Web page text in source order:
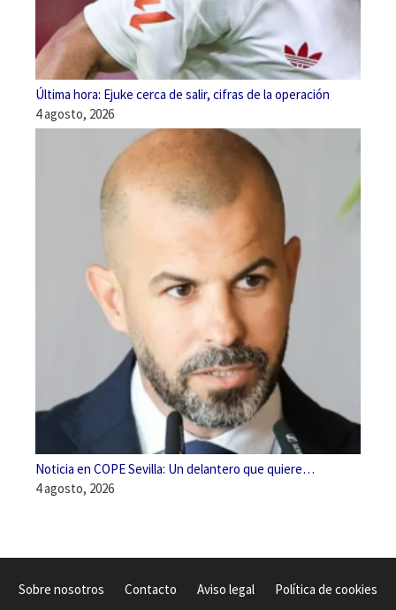
Última hora: Ejuke cerca de salir, cifras de la operación
4 agosto, 2026
Noticia en COPE Sevilla: Un delantero que quiere…
4 agosto, 2026
Sobre nosotros Contacto Aviso legal Política de cookies